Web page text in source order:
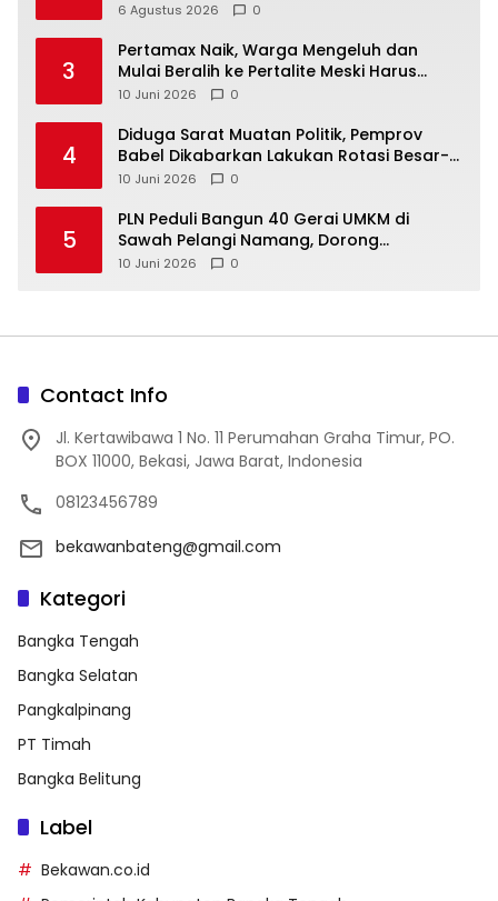
Berantas Kejahatan Hingga Tuntas
6 Agustus 2026 0
3
‎Pertamax Naik, Warga Mengeluh dan
Mulai Beralih ke Pertalite Meski Harus
10 Juni 2026 0
4
‎Diduga Sarat Muatan Politik, Pemprov
Babel Dikabarkan Lakukan Rotasi Besar-
10 Juni 2026 0
5
‎PLN Peduli Bangun 40 Gerai UMKM di
Sawah Pelangi Namang, Dorong
10 Juni 2026 0
Contact Info
Jl. Kertawibawa 1 No. 11 Perumahan Graha Timur, PO.
BOX 11000, Bekasi, Jawa Barat, Indonesia
08123456789
bekawanbateng@gmail.com
Kategori
Bangka Tengah
Bangka Selatan
Pangkalpinang
PT Timah
Bangka Belitung
Label
Bekawan.co.id